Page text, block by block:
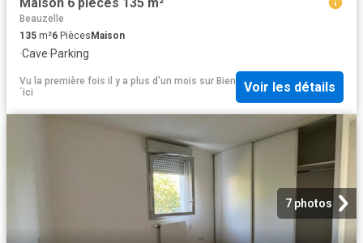
Maison 6 pièces 135 m²
Beauzelle
135 m²6 Pièces Maison
·Cave·Parking
Vu la première fois il y a plus d'un mois sur Bien
´ici
Voir les détails
7 photos